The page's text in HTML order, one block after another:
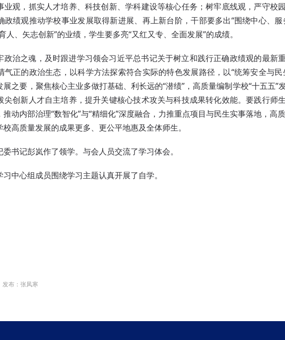
业观，抓实人才培养、科技创新、学科建设等核心任务；树牢底线观，严守校
政绩观推动学校事业发展取得新进展、再上新台阶，干部要多出“围绕中心、服
人、矢志创新”的业绩，学生要多亮“又红又专、全面发展”的成绩。
政治之魂，及时跟进学习领会习近平总书记关于树立和践行正确政绩观的最新
气正的政治生态，以科学方法探索符合实际的特色发展路径，以“统筹安全与民
之要，聚焦核心主业多做打基础、利长远的“潜绩”，高质量编制学校“十五五”
尖创新人才自主培养，提升关键核心技术攻关与科技成果转化效能。要践行师
动内部治理“数智化”与“精细化”深度融合，力推重点项目与民生实事落地，高
高质量发展的成果更多、更公平地惠及全体师生。
书记彭岚作了领学。与会人员交流了学习体会。
中心组成员围绕学习主题认真开展了自学。
发布：张凤寒